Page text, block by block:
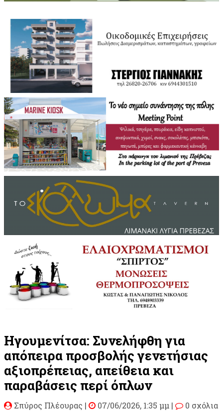
Ηγουμενίτσα: Συνελήφθη για
απόπειρα προσβολής γενετήσιας
αξιοπρέπειας, απείθεια και
παραβάσεις περί όπλων
Σπύρος Πλέουρας | 07/06/2026, 1:35 μμ | 0 σχόλια